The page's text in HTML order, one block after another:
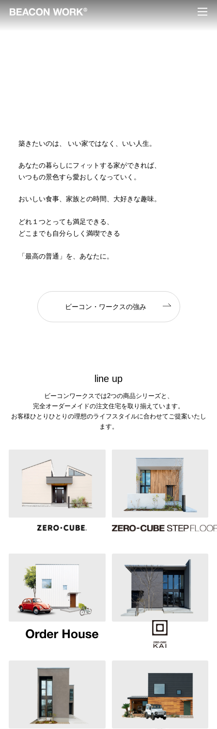
築きたいのは、 いい家ではなく、いい人生。
あなたの暮らしにフィットする家ができれば、
いつもの景色すら愛おしくなっていく。
おいしい食事、家族との時間、大好きな趣味。
どれ１つとっても満足できる、
どこまでも自分らしく満喫できる
「最高の普通」を、あなたに。
ビーコン・ワークスの強み
ine up
ビーコンワークスでは2つの商品シリーズと、
完全オーダーメイドの注文住宅を取り揃えています。
お客様ひとりひとりの理想のライフスタイルに合わせてご提案いたし
ます。